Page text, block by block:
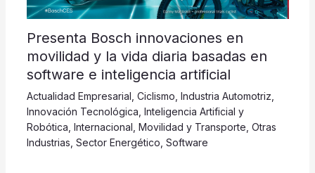
Presenta Bosch innovaciones en
movilidad y la vida diaria basadas en
software e inteligencia artificial
Actualidad Empresarial Ciclismo Industria Automotriz
Innovación Tecnológica Inteligencia Artificial y
Robótica Internacional Movilidad y Transporte Otras
Industrias Sector Energético Software